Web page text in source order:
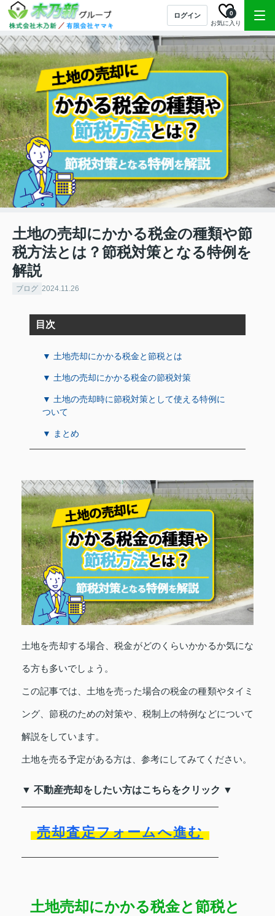
ログイン
お気に入り
0
土地の売却にかかる税金の種類や節
税方法とは？節税対策となる特例を
解説
ブログ 2024.11.26
目次
▼ 土地売却にかかる税金と節税とは
▼ 土地の売却にかかる税金の節税対策
▼ 土地の売却時に節税対策として使える特例に
ついて
▼ まとめ
土地を売却する場合、税金がどのくらいかかるか気にな
る方も多いでしょう。
この記事では、土地を売った場合の税金の種類やタイミ
ング、節税のための対策や、税制上の特例などについて
解説をしています。
土地を売る予定がある方は、参考にしてみてください。
▼ 不動産売却をしたい方はこちらをクリック ▼
売却査定フォームへ進む
土地売却にかかる税金と節税と